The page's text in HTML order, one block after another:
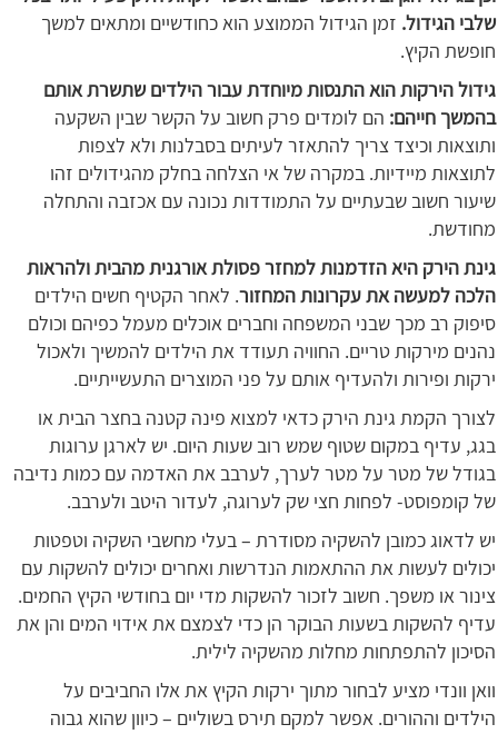
שלבי הגידול. זמן הגידול הממוצע הוא כחודשיים ומתאים למשך
חופשת הקיץ.
גידול הירקות הוא התנסות מיוחדת עבור הילדים שתשרת אותם
בהמשך חייהם: הם לומדים פרק חשוב על הקשר שבין השקעה
ותוצאות וכיצד צריך להתאזר לעיתים בסבלנות ולא לצפות
לתוצאות מיידיות. במקרה של אי הצלחה בחלק מהגידולים זהו
שיעור חשוב שבעתיים על התמודדות נכונה עם אכזבה והתחלה
מחודשת.
גינת הירק היא הזדמנות למחזר פסולת אורגנית מהבית ולהראות
הלכה למעשה את עקרונות המחזור. לאחר הקטיף חשים הילדים
סיפוק רב מכך שבני המשפחה וחברים אוכלים מעמל כפיהם וכולם
נהנים מירקות טריים. החוויה תעודד את הילדים להמשיך ולאכול
ירקות ופירות ולהעדיף אותם על פני המוצרים התעשייתיים.
לצורך הקמת גינת הירק כדאי למצוא פינה קטנה בחצר הבית או
בגג, עדיף במקום שטוף שמש רוב שעות היום. יש לארגן ערוגות
בגודל של מטר על מטר לערך, לערבב את האדמה עם כמות נדיבה
של קומפוסט- לפחות חצי שק לערוגה, לעדור היטב ולערבב.
יש לדאוג כמובן להשקיה מסודרת – בעלי מחשבי השקיה וטפטות
יכולים לעשות את ההתאמות הנדרשות ואחרים יכולים להשקות עם
צינור או משפך. חשוב לזכור להשקות מדי יום בחודשי הקיץ החמים.
עדיף להשקות בשעות הבוקר הן כדי לצמצם את אידוי המים והן את
הסיכון להתפתחות מחלות מהשקיה לילית.
וואן וונדי מציע לבחור מתוך ירקות הקיץ את אלו החביבים על
הילדים וההורים. אפשר למקם תירס בשוליים – כיוון שהוא גבוה